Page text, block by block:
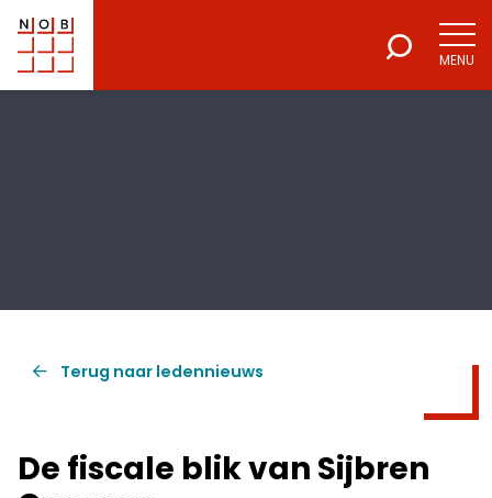
NOB
Voor een excellente beroepsuitoefening
MENU
Terug naar ledennieuws
De fiscale blik van Sijbren